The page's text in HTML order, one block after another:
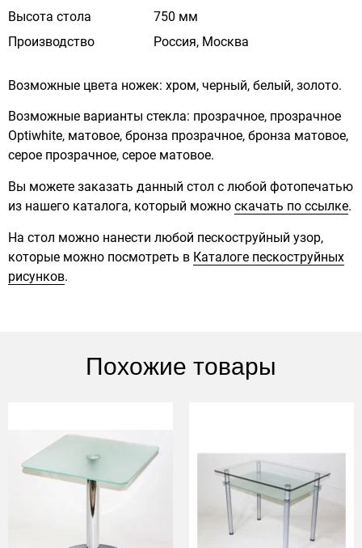
Высота стола
750 мм
Производство
Россия, Москва
Возможные цвета ножек: хром, черный, белый, золото.
Возможные варианты стекла: прозрачное, прозрачное
Optiwhite, матовое, бронза прозрачное, бронза матовое,
серое прозрачное, серое матовое.
Вы можете заказать данный стол с любой фотопечатью
из нашего каталога, который можно скачать по ссылке.
На стол можно нанести любой пескоструйный узор,
которые можно посмотреть в Каталоге пескоструйных
рисунков.
Похожие товары